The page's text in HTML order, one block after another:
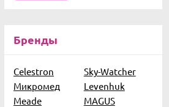
Бренды
Celestron
Sky-Watcher
Микромед
Levenhuk
Meade
MAGUS